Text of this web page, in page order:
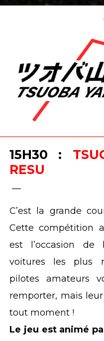
15H30 :
RESU
__
C’est la grande
Cette compétition
est l’occasion
voitures les plus
pilotes amateurs
remporter, mais
tout moment !
Le jeu est animé